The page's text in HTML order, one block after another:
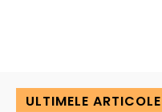
ULTIMELE ARTICOLE